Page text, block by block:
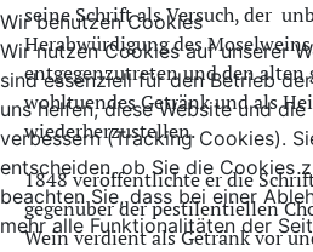
seine Schrift als Versuch, der
Herabwürdigung des
entgegenzutreten und den alten
wohltuendes Getränk und als
wiederherzustellen.
1848 veröffentlichte er die
gegenüber der pestilentiellen
Wein verdient als Getränk vor
Wir benutzen Cookies
Wir nutzen Cookies auf unserer
sind essenziell für den Betrieb
uns helfen, diese Website und
verbessern (Tracking Cookies).
entscheiden, ob Sie die Cookies
beachten Sie, dass bei einer
mehr alle Funktionalitäten der